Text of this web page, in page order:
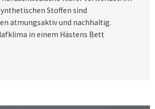
Stoffen sind
atmungsaktiv und nachhaltig.
in einem Hästens Bett